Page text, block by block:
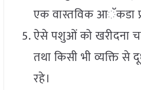
एक वास्तविक आॅकडा
ऐसे पशुओं को खरीदना
तथा किसी भी व्यक्ति से
रहे।